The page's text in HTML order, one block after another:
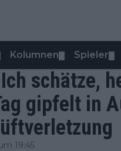
Kolumnen Spieler
schätze,
gipfelt in
19:45